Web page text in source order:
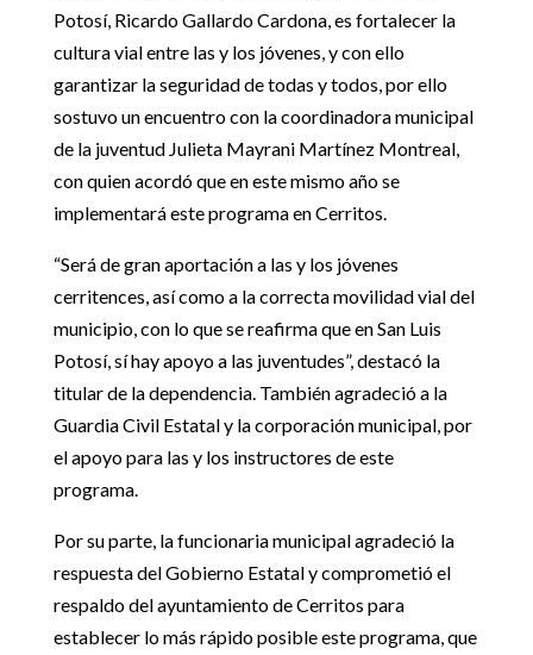
Potosí, Ricardo Gallardo Cardona, es fortalecer la
cultura vial entre las y los jóvenes, y con ello
garantizar la seguridad de todas y todos, por ello
sostuvo un encuentro con la coordinadora municipal
de la juventud Julieta Mayrani Martínez Montreal,
con quien acordó que en este mismo año se
implementará este programa en Cerritos.
“Será de gran aportación a las y los jóvenes
cerritences, así como a la correcta movilidad vial del
municipio, con lo que se reafirma que en San Luis
Potosí, sí hay apoyo a las juventudes”, destacó la
titular de la dependencia. También agradeció a la
Guardia Civil Estatal y la corporación municipal, por
el apoyo para las y los instructores de este
programa.
Por su parte, la funcionaria municipal agradeció la
respuesta del Gobierno Estatal y comprometió el
respaldo del ayuntamiento de Cerritos para
establecer lo más rápido posible este programa, que